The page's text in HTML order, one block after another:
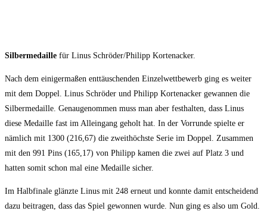
Silbermedaille für Linus Schröder/Philipp Kortenacker.
Nach dem einigermaßen enttäuschenden Einzelwettbewerb ging es weiter
mit dem Doppel. Linus Schröder und Philipp Kortenacker gewannen die
Silbermedaille. Genaugenommen muss man aber festhalten, dass Linus
diese Medaille fast im Alleingang geholt hat. In der Vorrunde spielte er
nämlich mit 1300 (216,67) die zweithöchste Serie im Doppel. Zusammen
mit den 991 Pins (165,17) von Philipp kamen die zwei auf Platz 3 und
hatten somit schon mal eine Medaille sicher.
Im Halbfinale glänzte Linus mit 248 erneut und konnte damit entscheidend
dazu beitragen, dass das Spiel gewonnen wurde. Nun ging es also um Gold.